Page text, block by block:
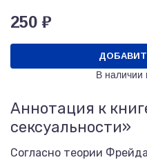
250 ₽
В наличии
Аннотация к
сексуальности»
Согласно теории